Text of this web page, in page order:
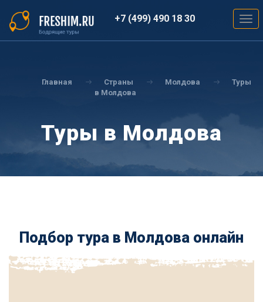
основному
содержанию
+7 (499) 490 18 30
Главная Страны Молдова
Туры
в Молдова
Туры в Молдова
Подбор тура в Молдова онлайн